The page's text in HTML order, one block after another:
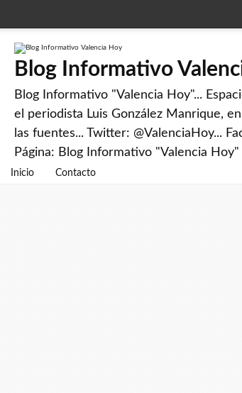
Blog Informativo
Blog Informativo "Valencia Hoy"...
el periodista Luis González Manrique,
las fuentes... Twitter: @ValenciaHoy...
Página: Blog Informativo "Valencia Hoy"
Inicio Contacto